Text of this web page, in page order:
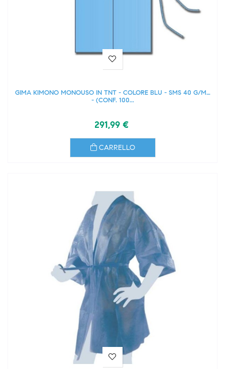
GIMA KIMONO MONOUSO IN TNT - COLORE BLU - SMS 40 G/M2
- (CONF. 100...
291,99 €
CARRELLO